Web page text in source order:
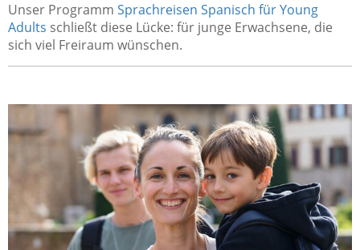
Unser Programm Sprachreisen Spanisch für Young
Adults schließt diese Lücke: für junge Erwachsene, die
sich viel Freiraum wünschen.